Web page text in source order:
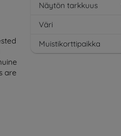
are
Näytön tarkkuus
Väri
Muistikorttipaikka